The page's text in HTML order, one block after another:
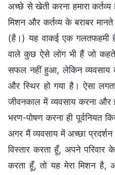
अच्छे से खेती करना हमारा
मिशन और कर्तव्य के बराबर
(है।) यह वाकई एक गलतफहमी
वाले कुछ ऐसे लोग भी हैं जो
सफल नहीं हुआ, लेकिन व्यवसाय
और स्थिर हो गया है। ऐसा
जीवनकाल में व्यवसाय करना और
भरण-पोषण करना ही पूर्वनियत
अगर मैं व्यवसाय में अच्छा
विस्तार करता हूँ, अपने
करता हूँ, तो यह मेरा मिशन है,